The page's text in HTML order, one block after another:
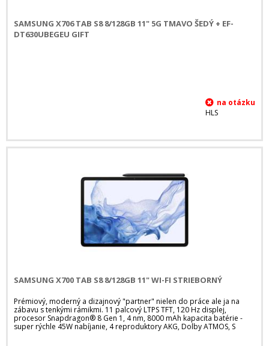
SAMSUNG X706 TAB S8 8/128GB 11" 5G TMAVO ŠEDÝ + EF-
DT630UBEGEU GIFT
HLS
SAMSUNG X700 TAB S8 8/128GB 11" WI-FI STRIEBORNÝ
Prémiový, moderný a dizajnový "partner" nielen do práce ale ja na
zábavu s tenkými rámikmi. 11 palcový LTPS TFT, 120 Hz displej,
procesor Snapdragon® 8 Gen 1, 4 nm, 8000 mAh kapacita batérie -
super rýchle 45W nabíjanie, 4 reproduktory AKG, Dolby ATMOS, S